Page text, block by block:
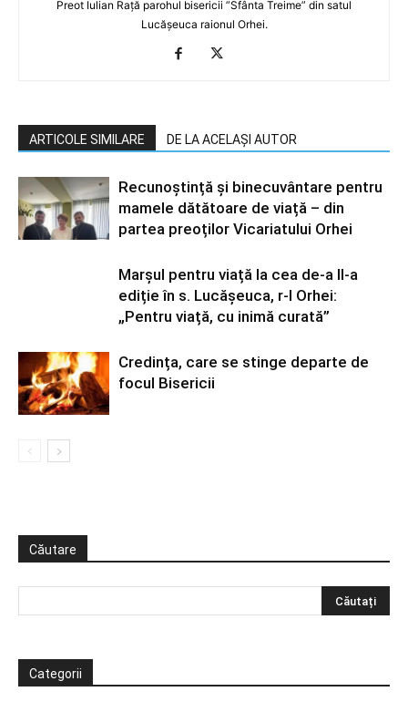
Preot Iulian Rață parohul bisericii ”Sfânta Treime” din satul
Lucășeuca raionul Orhei.
ARTICOLE SIMILARE DE LA ACELAȘI AUTOR
Recunoștință și binecuvântare pentru
mamele dătătoare de viață – din
partea preoților Vicariatului Orhei
Marșul pentru viață la cea de-a II-a
ediție în s. Lucășeuca, r-l Orhei:
„Pentru viață, cu inimă curată”
Credința, care se stinge departe de
focul Bisericii
Căutare
Categorii